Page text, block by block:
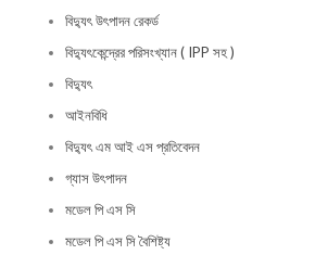
বিদ্যুৎ উৎপাদন রেকর্ড
বিদ্যুৎকেন্দ্রের পরিসংখ্যান ( IPP সহ )
বিদ্যুৎ
আইনবিধি
বিদ্যুৎ এম আই এস প্রতিবেদন
গ্যাস উৎপাদন
মডেল পি এস সি
মডেল পি এস সি বৈশিষ্ট্য